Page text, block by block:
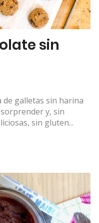
sin
de galletas sin harina
y, sin
sin gluten...